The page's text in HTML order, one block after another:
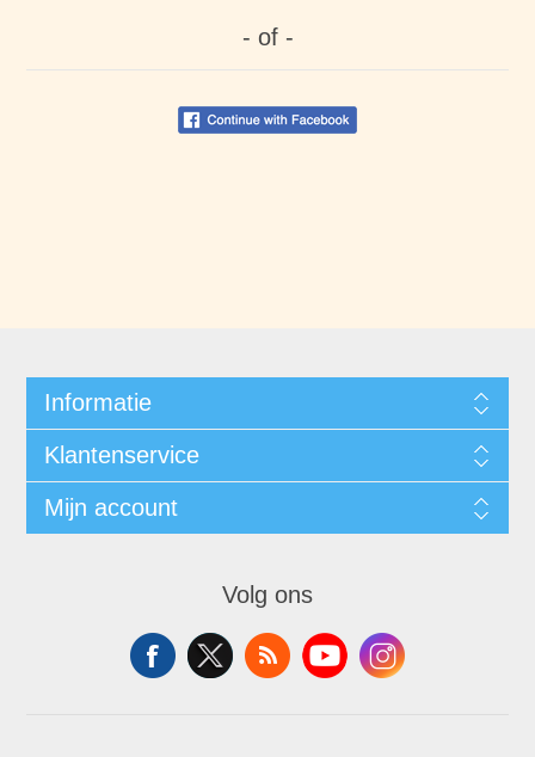
- of -
Informatie
Klantenservice
Mijn account
Volg ons